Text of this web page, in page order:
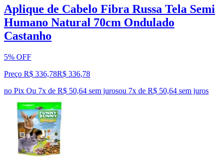
Aplique de Cabelo Fibra Russa Tela Semi
Humano Natural 70cm Ondulado
Castanho
5% OFF
Preço R$ 336,78R$ 336,78
no Pix Ou 7x de R$ 50,64 sem jurosou 7x de R$ 50,64 sem juros